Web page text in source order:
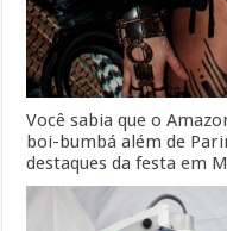
Você sabia que o
boi-bumbá além de
destaques da festa em